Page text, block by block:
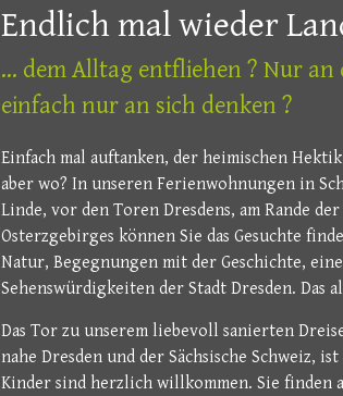
Endlich mal wieder
... dem Alltag entfliehen ? Nur an
einfach nur an sich denken ?
Einfach mal auftanken, der heimischen
aber wo? In unseren Ferienwohnungen in
Linde, vor den Toren Dresdens, am Rande der
Osterzgebirges können Sie das Gesuchte
Natur, Begegnungen mit der Geschichte,
Sehenswürdigkeiten der Stadt Dresden. Das
Das Tor zu unserem liebevoll sanierten
nahe Dresden und der Sächsische Schweiz,
Kinder sind herzlich willkommen. Sie finden